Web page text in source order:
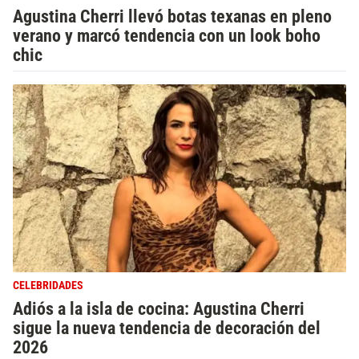
Agustina Cherri llevó botas texanas en pleno
verano y marcó tendencia con un look boho
chic
CELEBRIDADES
Adiós a la isla de cocina: Agustina Cherri
sigue la nueva tendencia de decoración del
2026